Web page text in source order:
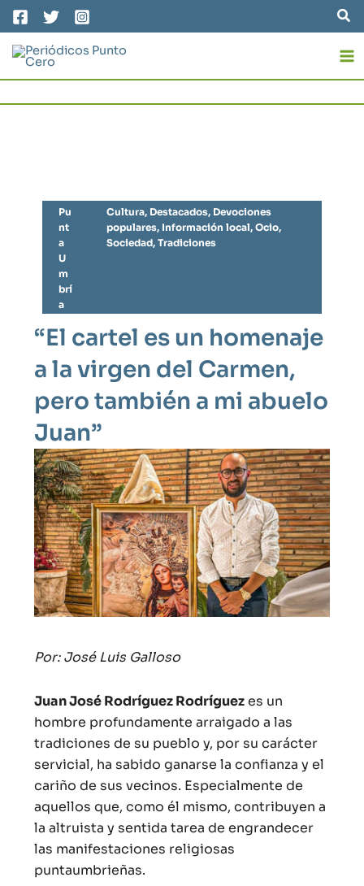
contenido
Pu
nt
a
U
m
brí
a
Cultura, Destacados, Devociones
populares, Información local,Ocio,
Sociedad,Tradiciones
“El cartel es un homenaje
a la virgen del Carmen,
pero también a mi abuelo
Juan”
Por: José Luis Galloso
Juan José Rodríguez Rodríguezes un
hombre profundamente arraigado a las
tradiciones de su pueblo y, por su carácter
servicial, ha sabido ganarse la confianza y el
cariño de sus vecinos. Especialmente de
aquellos que, como él mismo, contribuyen a
la altruista y sentida tarea de engrandecer
las manifestaciones religiosas
puntaumbrieñas.